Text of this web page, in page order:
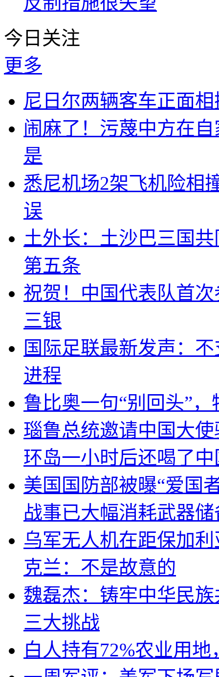
今日关注
更多
尼日尔两辆客车正面
闹麻了！污蔑中方在
是
悉尼机场2架飞机险相
误
土外长：土沙巴三国
第五条
祝贺！中国代表队首
三银
国际足联最新发声：
进程
鲁比奥一句“别回头”
瑙鲁总统邀请中国大
环岛一小时后还喝了
美国国防部被曝“爱国
战事已大幅消耗武器储
乌军无人机在距保加
克兰：不是故意的
魏磊杰：铸牢中华民
三大挑战
白人持有72%农业用